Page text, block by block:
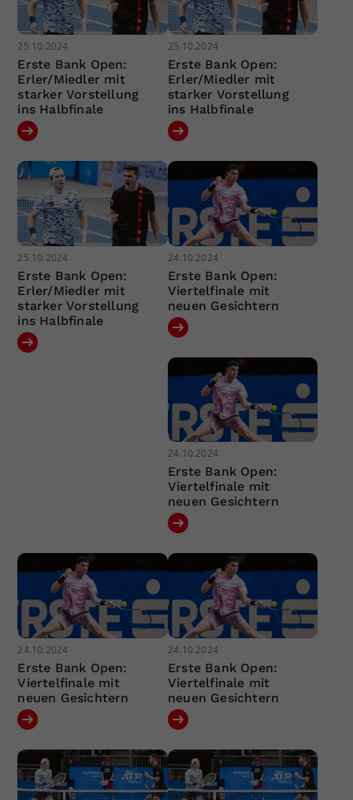
25.10.2024
Erste Bank Open:
Erler/Miedler mit
starker Vorstellung
ins Halbfinale
25.10.2024
Erste Bank Open:
Erler/Miedler mit
starker Vorstellung
ins Halbfinale
25.10.2024
Erste Bank Open:
Erler/Miedler mit
starker Vorstellung
ins Halbfinale
24.10.2024
Erste Bank Open:
Viertelfinale mit
neuen Gesichtern
24.10.2024
Erste Bank Open:
Viertelfinale mit
neuen Gesichtern
24.10.2024
Erste Bank Open:
Viertelfinale mit
neuen Gesichtern
24.10.2024
Erste Bank Open:
Viertelfinale mit
neuen Gesichtern